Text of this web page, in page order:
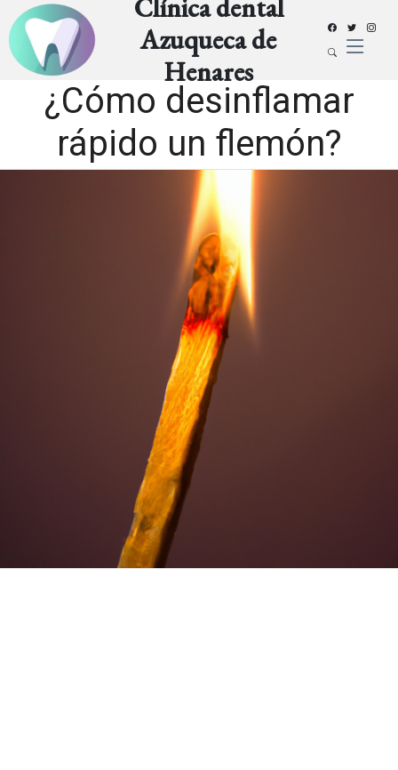
Clínica dental
Azuqueca de
Henares
¿Cómo desinflamar
rápido un flemón?